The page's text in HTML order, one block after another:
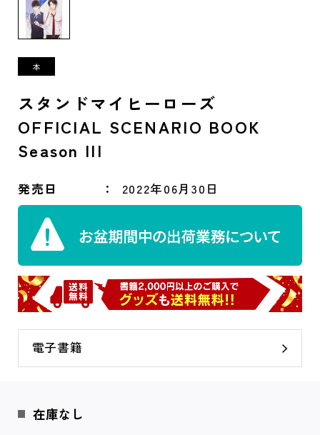
スタンドマイヒーローズ
OFFICIAL SCENARIO BOOK
Season III
発売日 2022年06月30日
電子書籍
在庫なし